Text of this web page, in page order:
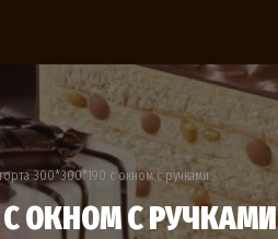
300*300*190 с окном с ручками
ОКНОМ С РУЧКАМИ